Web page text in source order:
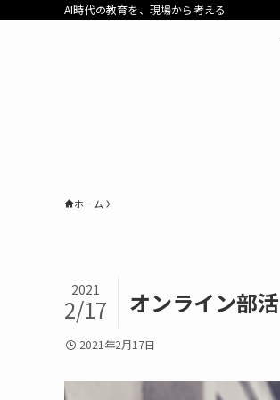
AI時代の教育を、現場から考える
ホーム
オンライン部活
2021
2/17
2021年2月17日